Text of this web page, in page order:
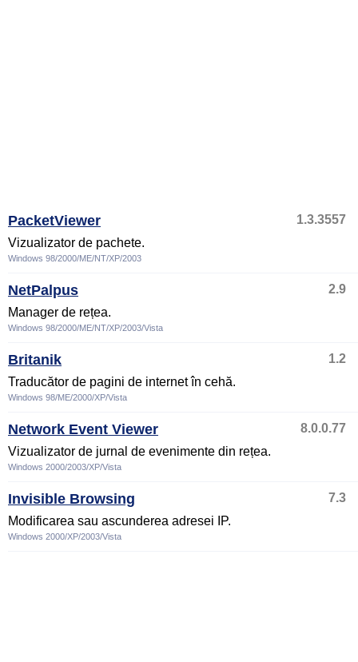
PacketViewer
1.3.3557
Vizualizator de pachete.
Windows 98/2000/ME/NT/XP/2003
NetPalpus
2.9
Manager de rețea.
Windows 98/2000/ME/NT/XP/2003/Vista
Britanik
1.2
Traducător de pagini de internet în cehă.
Windows 98/ME/2000/XP/Vista
Network Event Viewer
8.0.0.77
Vizualizator de jurnal de evenimente din rețea.
Windows 2000/2003/XP/Vista
Invisible Browsing
7.3
Modificarea sau ascunderea adresei IP.
Windows 2000/XP/2003/Vista